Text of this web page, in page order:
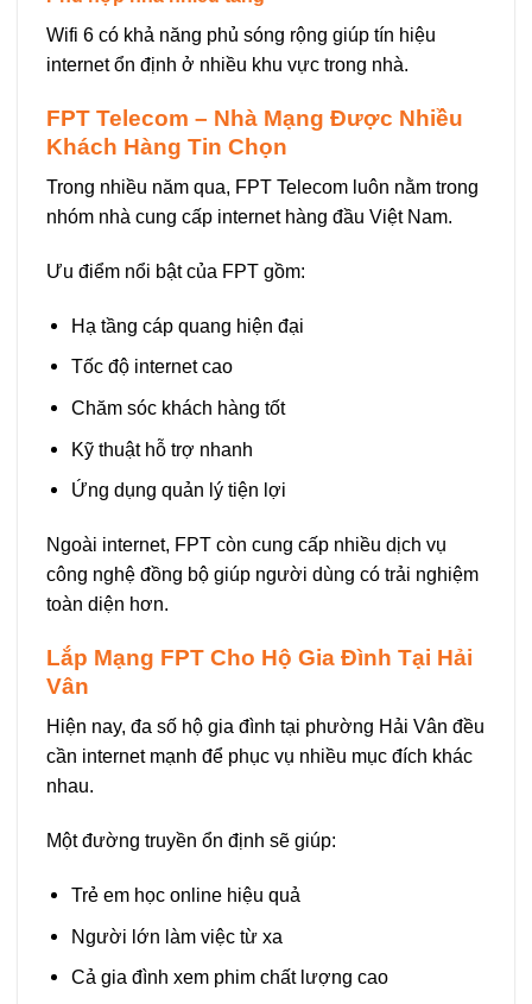
Wifi 6 có khả năng phủ sóng rộng giúp tín hiệu
internet ổn định ở nhiều khu vực trong nhà.
FPT Telecom – Nhà Mạng Được Nhiều
Khách Hàng Tin Chọn
Trong nhiều năm qua, FPT Telecom luôn nằm trong
nhóm nhà cung cấp internet hàng đầu Việt Nam.
Ưu điểm nổi bật của FPT gồm:
Hạ tầng cáp quang hiện đại
Tốc độ internet cao
Chăm sóc khách hàng tốt
Kỹ thuật hỗ trợ nhanh
Ứng dụng quản lý tiện lợi
Ngoài internet, FPT còn cung cấp nhiều dịch vụ
công nghệ đồng bộ giúp người dùng có trải nghiệm
toàn diện hơn.
Lắp Mạng FPT Cho Hộ Gia Đình Tại Hải
Vân
Hiện nay, đa số hộ gia đình tại phường Hải Vân đều
cần internet mạnh để phục vụ nhiều mục đích khác
nhau.
Một đường truyền ổn định sẽ giúp:
Trẻ em học online hiệu quả
Người lớn làm việc từ xa
Cả gia đình xem phim chất lượng cao